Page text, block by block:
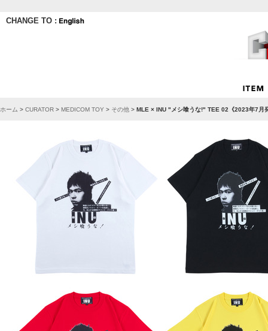
CHANGE TO :
ホーム > CURATOR > MEDICOM TOY > その他 > MLE × INU "メシ喰うな!" TEE 02《2023年7月